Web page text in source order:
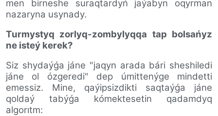
men birneshe suraqtardyń jaýabyn oqyrman
nazaryna usynady.
Turmystyq zorlyq-zombylyqqa tap bolsańyz
ne isteý kerek?
Siz shydaýǵa jáne "jaqyn arada bári sheshiledi
jáne ol ózgeredi"
dep úmittenýge mindetti
emessiz. Mine, qaýipsizdikti saqtaýǵa jáne
qoldaý tabýǵa kómektesetin qadamdyq
algorıtm: